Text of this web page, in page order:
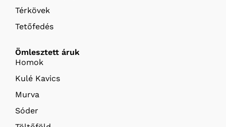
Térkövek
Tetőfedés
Ömlesztett áruk
Homok
Kulé Kavics
Murva
Sóder